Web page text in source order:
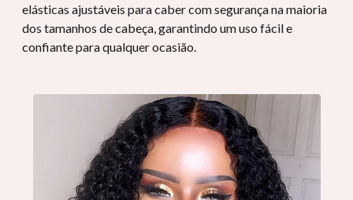
elásticas ajustáveis ​​para caber com segurança na maioria
dos tamanhos de cabeça, garantindo um uso fácil e
confiante para qualquer ocasião.